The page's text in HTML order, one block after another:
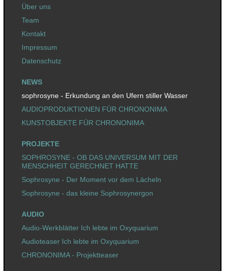
Über uns
Team
Kontakt
Impressum
Datenschutz
NEWS
sophrosyne - Erkundung an den Ufern stiller Wasser
AUDIOPRODUKTIONEN FÜR CHRONONIMA
KUNSTOBJEKTE FÜR CHRONONIMA
PROJEKTE
SOPHROSYNE - OB DAS UNIVERSUM MIT DER
MENSCHHEIT GERECHNET HATTE
Sophrosyne - Der Moment vor dem Lächeln
Sophrosyne - das kleine Sophrosynergon
AUDIO
Audio-Werkblätter Ich lebte im Oxyquarium
Audioteaser Ich lebte im Oxyquarium
CHRONONIMA - Projektteaser